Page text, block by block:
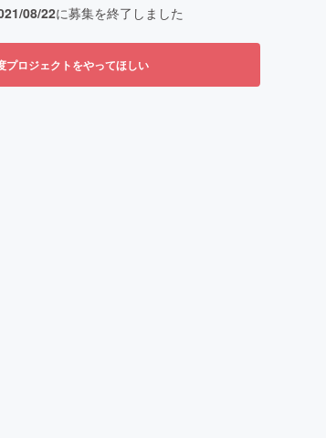
08/22に募集を終了しました
プロジェクトをやってほしい